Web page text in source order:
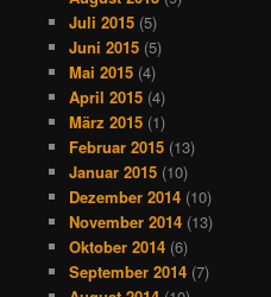
Juli 2015 (5)
Juni 2015 (5)
Mai 2015 (4)
April 2015 (4)
März 2015 (1)
Februar 2015 (13)
Januar 2015 (10)
Dezember 2014 (10)
November 2014 (13)
Oktober 2014 (6)
September 2014 (7)